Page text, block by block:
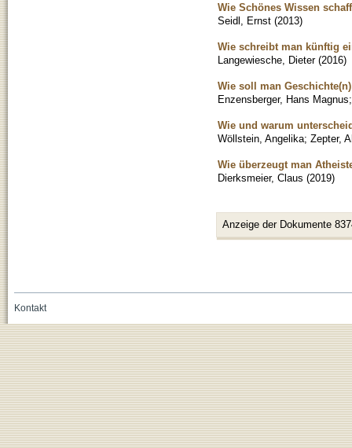
Wie Schönes Wissen
Seidl, Ernst (2013)
Wie schreibt man künftig
Langewiesche, Dieter (2016)
Wie soll man
Enzensberger, Hans Magnus
Wie und warum
Wöllstein, Angelika; Zepter,
Wie überzeugt man
Dierksmeier, Claus (2019)
Anzeige der Dokumente
Kontakt